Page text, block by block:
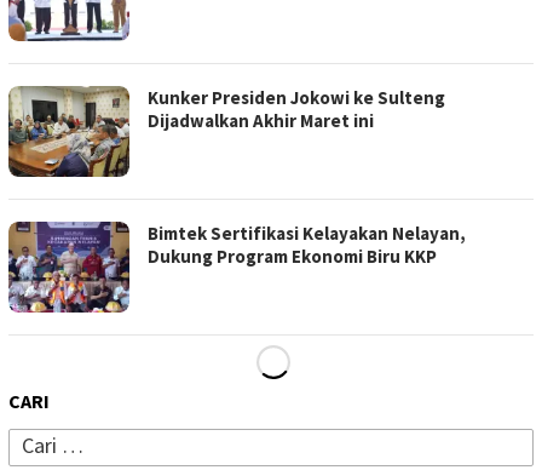
Kunker Presiden Jokowi ke Sulteng
Dijadwalkan Akhir Maret ini
Bimtek Sertifikasi Kelayakan Nelayan,
Dukung Program Ekonomi Biru KKP
CARI
Cari
untuk: